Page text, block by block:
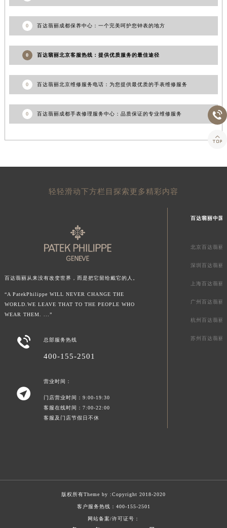
0 百达翡丽成都保养中心：一个完美呵护您钟表的地方
0 百达翡丽北京客服热线：提供优质服务的最佳途径
0 百达翡丽北京维修服务电话：为您提供最优质的手表维修服务
0 百达翡丽成都手表修理服务中心：品质保证的专业维修服务
轻轻滑动下方栏目探索更多精彩内容
百达翡丽从来没有改变世界，而是把它留给戴它的人。
“A PatekPhilippe WILL NEVER CHANGE THE
WORLD.WE LEAVE THAT TO THE PEOPLE WHO
WEAR THEM. ...”
 总部服务热线
400-155-2501

营业时间：
门店营业时间：9:00-19:30
客服在线时间：7:00-22:00
客服及门店节假日不休
百达翡丽中国
北京百达翡丽
深圳百达翡丽
上海百达翡丽
广州百达翡丽
杭州百达翡丽
苏州百达翡丽
版权所有Theme by :Copyright 2018-2020
客户服务热线： 400-155-2501
网站备案/许可证号：

